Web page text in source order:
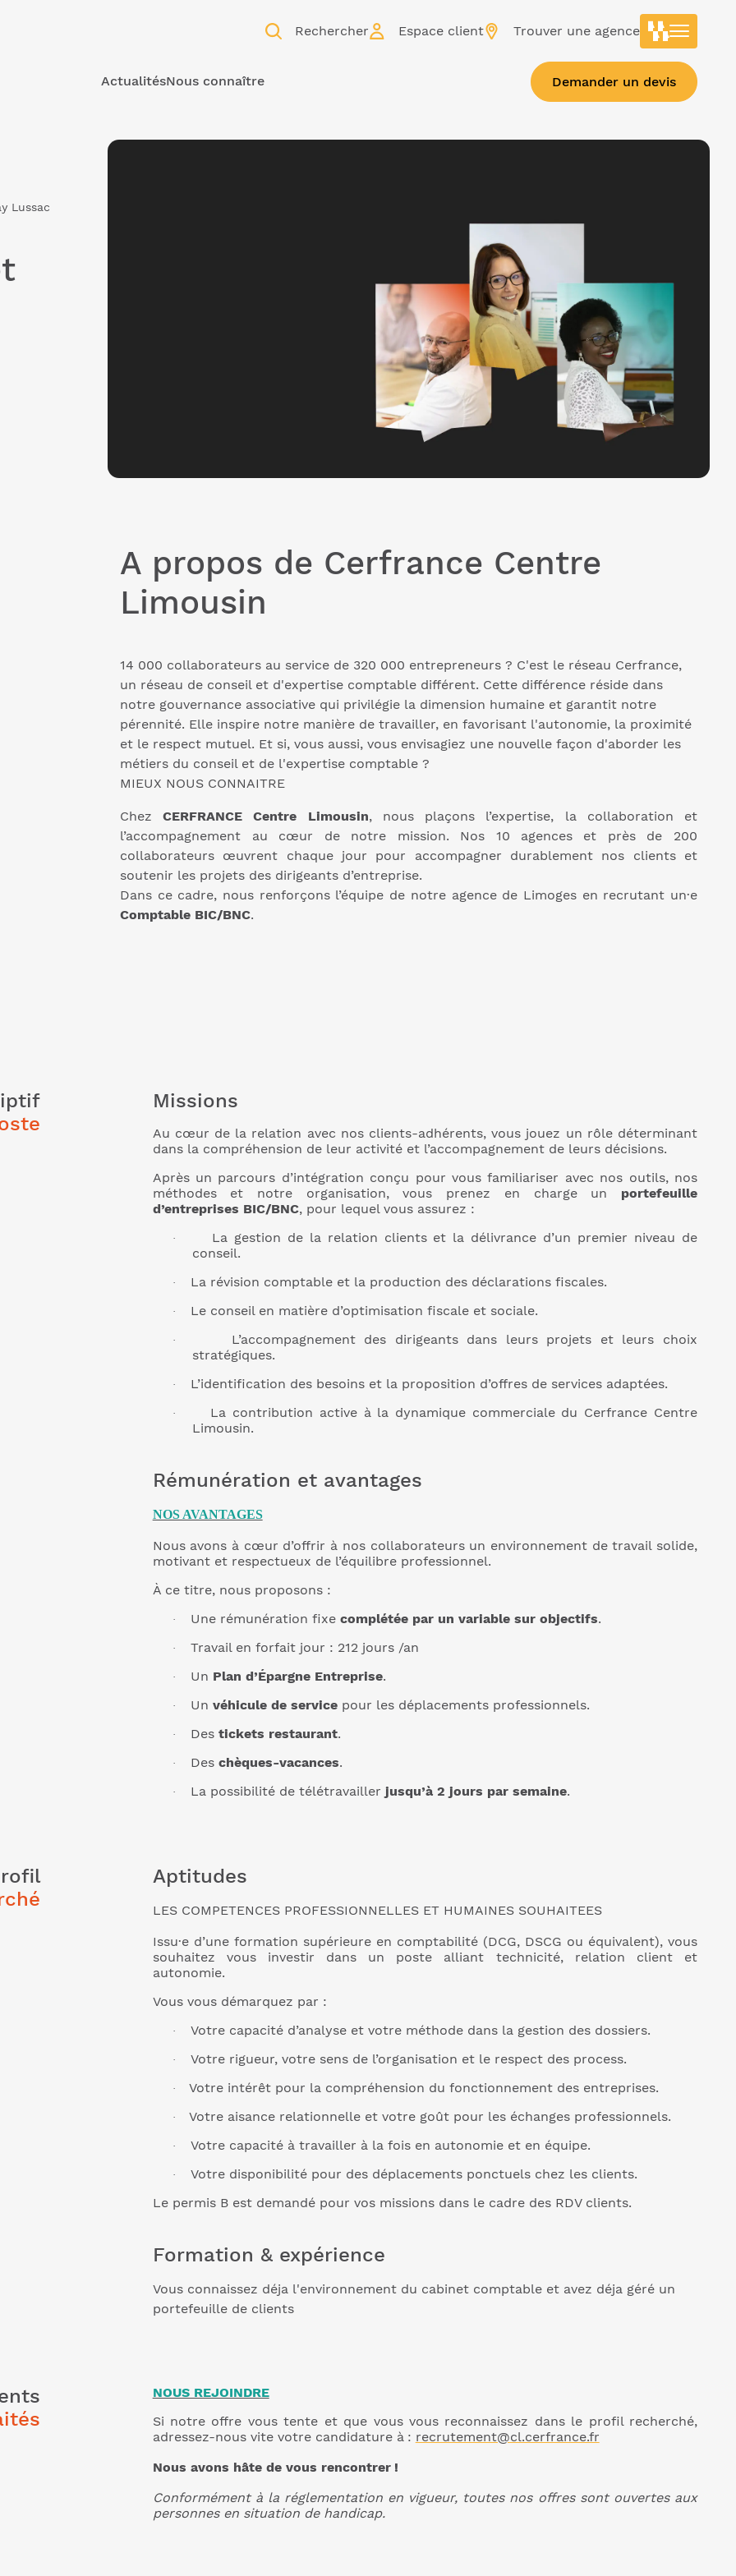
Rechercher Espace client Trouver une agence
ActualitésNous connaître Demander un devis
Lussac
A propos de Cerfrance Centre
Limousin
14 000 collaborateurs au service de 320 000 entrepreneurs ? C'est le réseau Cerfrance,
un réseau de conseil et d'expertise comptable différent. Cette différence réside dans
notre gouvernance associative qui privilégie la dimension humaine et garantit notre
pérennité. Elle inspire notre manière de travailler, en favorisant l'autonomie, la proximité
et le respect mutuel. Et si, vous aussi, vous envisagiez une nouvelle façon d'aborder les
métiers du conseil et de l'expertise comptable ?
MIEUX NOUS CONNAITRE
ChezCERFRANCE Centre Limousin, nous plaçons l’expertise, la collaboration et
l’accompagnement au cœur de notre mission. Nos 10 agences et près de 200
collaborateurs œuvrent chaque jour pour accompagner durablement nos clients et
soutenir les projets des dirigeants d’entreprise.
Dans ce cadre, nous renforçons l’équipe de notre agence de Limoges en recrutant un·e
Comptable BIC/BNC.
Missions
Au cœur de la relation avec nos clients-adhérents, vous jouez un rôle déterminant
dans la compréhension de leur activité et l’accompagnement de leurs décisions.
Après un parcours d’intégration conçu pour vous familiariser avec nos outils, nos
méthodes et notre organisation, vous prenez en charge un portefeuille
d’entreprises BIC/BNC, pour lequel vous assurez :
·
La gestion de la relation clients et la délivrance d’un premier niveau de
conseil.
· La révision comptable et la production des déclarations fiscales.
· Le conseil en matière d’optimisation fiscale et sociale.
·
L’accompagnement des dirigeants dans leurs projets et leurs choix
stratégiques.
· L’identification des besoins et la proposition d’offres de services adaptées.
·
La contribution active à la dynamique commerciale du Cerfrance Centre
Limousin.
Rémunération et avantages
NOS AVANTAGES
Nous avons à cœur d’offrir à nos collaborateurs un environnement de travail solide,
motivant et respectueux de l’équilibre professionnel.
À ce titre, nous proposons :
· Une rémunération fixe complétée par un variable sur objectifs.
· Travail en forfait jour : 212 jours /an
· Un Plan d’Épargne Entreprise.
· Un véhicule de servicepour les déplacements professionnels.
· Des tickets restaurant.
· Des chèques-vacances.
· La possibilité de télétravailler jusqu’à 2 jours par semaine.
Aptitudes
LES COMPETENCES PROFESSIONNELLES ET HUMAINES SOUHAITEES
Issu·e d’une formation supérieure en comptabilité (DCG, DSCG ou équivalent), vous
souhaitez vous investir dans un poste alliant technicité, relation client et
autonomie.
Vous vous démarquez par :
· Votre capacité d’analyse et votre méthode dans la gestion des dossiers.
· Votre rigueur, votre sens de l’organisation et le respect des process.
· Votre intérêt pour la compréhension du fonctionnement des entreprises.
· Votre aisance relationnelle et votre goût pour les échanges professionnels.
· Votre capacité à travailler à la fois en autonomie et en équipe.
·
Votre disponibilité pour des déplacements ponctuels chez les clients.
Le permis B est demandé pour vos missions dans le cadre des RDV clients.
Formation & expérience
Vous connaissez déja l'environnement du cabinet comptable et avez déja géré un
portefeuille de clients
NOUS REJOINDRE
Si notre offre vous tente et que vous vous reconnaissez dans le profil recherché,
adressez-nous vite votre candidature à : recrutement@cl.cerfrance.fr
Nous avons hâte de vous rencontrer !
Conformément à la réglementation en vigueur, toutes nos offres sont ouvertes aux
personnes en situation de handicap.